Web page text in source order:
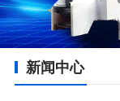
新闻中心